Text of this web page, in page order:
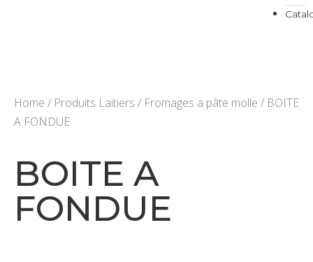
Home / Produits Laitiers / Fromages a pâte molle / BOITE
A FONDUE
BOITE A
FONDUE